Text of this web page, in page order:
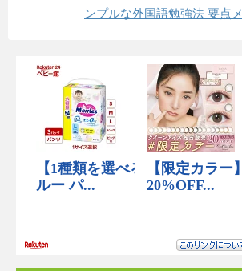
ンプルな外国語勉強法 要点